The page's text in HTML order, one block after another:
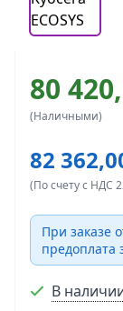
80
(Наличными)
82
(По счету с НДС
При заказе
предоплата
В